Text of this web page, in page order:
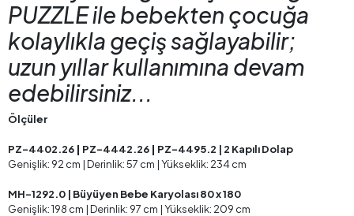
PUZZLE ile bebekten çocuğa
kolaylıkla geçiş sağlayabilir;
uzun yıllar kullanımına devam
edebilirsiniz...
Ölçüler
PZ-4402.26 | PZ-4442.26 | PZ-4495.2 | 2 Kapılı Dolap
Genişlik: 92 cm | Derinlik: 57 cm | Yükseklik: 234 cm
MH-1292.0 | Büyüyen Bebe Karyolası 80 x 180
Genişlik: 198 cm | Derinlik: 97 cm | Yükseklik: 209 cm